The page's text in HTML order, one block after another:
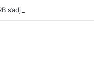
s’adjuge le titre